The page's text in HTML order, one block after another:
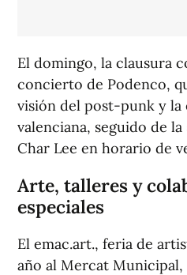
El domingo, la clausura
concierto de Podenco,
visión del post-punk y
valenciana, seguido de
Char Lee en horario de
Arte, talleres y
especiales
El emac.art., feria de
año al Mercat